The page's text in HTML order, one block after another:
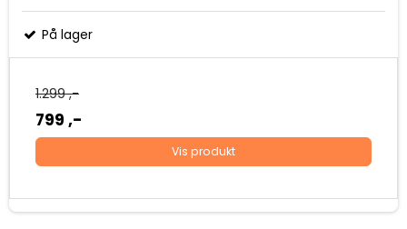
På lager
1.299 ,-
799 ,-
Vis produkt